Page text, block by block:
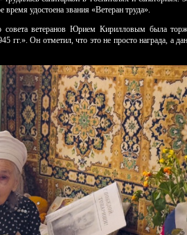
удостоена звания «Ветеран труда».
совета ветеранов Юрием Кирилловым была
гг.». Он отметил, что это не просто награда, а